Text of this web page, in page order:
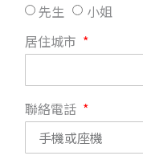
先生
小姐
居住城市
聯絡電話